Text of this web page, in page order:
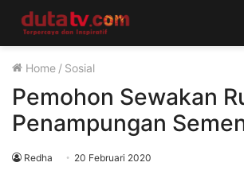
Home / Sosial
Pemohon Sewakan
Penampungan
Redha 20 Februari 2020